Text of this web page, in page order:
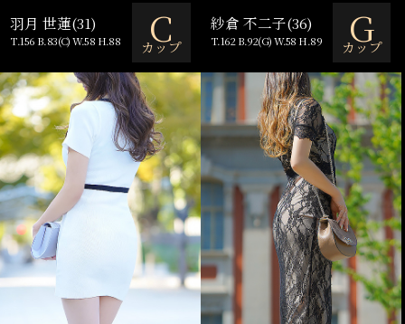
羽月 世蓮(31)
T.156 B.83(C) W.58 H.88 C
カップ
紗倉 不二子(36)
T.162 B.92(G) W.58 H.89 G
カップ